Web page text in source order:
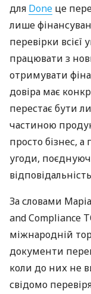
для Done це
лише
перевірки
працювати з
отримувати
довіра має
перестає бути
частиною
просто бізнес, а
угоди,
За словами
and Compliance
міжнародній
документи
коли до них не
свідомо